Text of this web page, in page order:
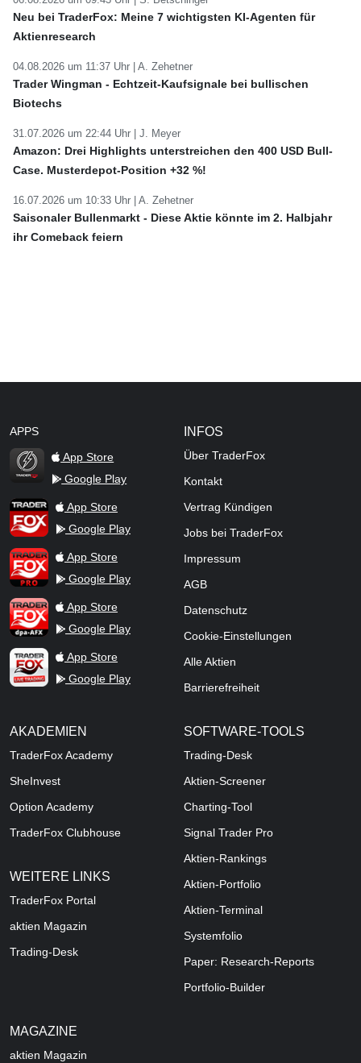
Neu bei TraderFox: Meine 7 wichtigsten KI-Agenten für
Aktienresearch
04.08.2026 um 11:37 Uhr | A. Zehetner
Trader Wingman - Echtzeit-Kaufsignale bei bullischen
Biotechs
31.07.2026 um 22:44 Uhr | J. Meyer
Amazon: Drei Highlights unterstreichen den 400 USD Bull-
Case. Musterdepot-Position +32 %!
16.07.2026 um 10:33 Uhr | A. Zehetner
Saisonaler Bullenmarkt - Diese Aktie könnte im 2. Halbjahr
ihr Comeback feiern
APPS
TraderFox Flash
App Store
Google Play
TraderFox AppApp Store
Google Play
TraderFox ProApp Store
Google Play
TraderFox dpa-AFX ProFeed
App Store
Google Play
TraderFox Live Trading
App Store
Google Play
INFOS
Über TraderFox
Kontakt
Vertrag Kündigen
Jobs bei TraderFox
Impressum
AGB
Datenschutz
Cookie-Einstellungen
Alle Aktien
Barrierefreiheit
AKADEMIEN
TraderFox Academy
SheInvest
Option Academy
TraderFox Clubhouse
WEITERE LINKS
TraderFox Portal
aktien Magazin
Trading-Desk
SOFTWARE-TOOLS
Trading-Desk
Aktien-Screener
Charting-Tool
Signal Trader Pro
Aktien-Rankings
Aktien-Portfolio
Aktien-Terminal
Systemfolio
Paper: Research-Reports
Portfolio-Builder
MAGAZINE
aktien Magazin